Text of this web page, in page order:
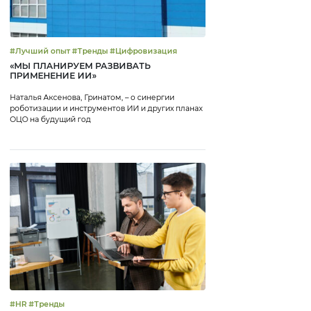
#Лучший опыт #Тренды #Цифровизация
«МЫ ПЛАНИРУЕМ РАЗВИВАТЬ
ПРИМЕНЕНИЕ ИИ»
Наталья Аксенова, Гринатом, – о синергии
роботизации и инструментов ИИ и других планах
ОЦО на будущий год
#HR #Тренды